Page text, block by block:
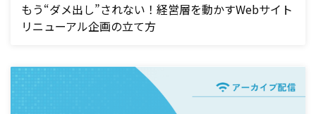
もう“ダメ出し”されない！経営層を動かすWebサイト
リニューアル企画の立て方